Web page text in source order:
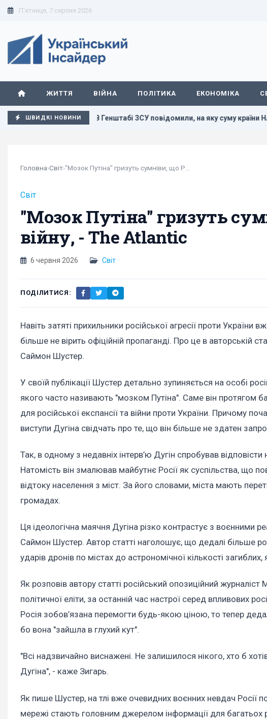
П'ятниця, 7 серпня 2026
ЖИТТЯ ВІЙНА ПОЛІТИКА ЕКОНОМІКА
ШВИДКІ НОВИНИ
наслідки В Генштабі ЗСУ повідомили, на яку суму країни НАТО
Головна›Світ›
Світ
"Мозок Путіна" гризуть
війну, - The Atlantic
6 червня 2026 Світ
ПОДІЛИТИСЯ:
Навіть затяті прихильники російської агресії проти України
більше не вірить офіційній пропаганді. Про це в авторській
Саймон Шустер.
У своїй публікації Шустер детально зупиняється на особі
якого часто називають "мозком Путіна". Саме він протягом
для російської експансії та війни проти України. Причому
виступи Дугіна свідчать про те, що він більше не здатен
Так, в одному з недавніх інтерв’ю Дугін спробував
Натомість він змалював майбутнє Росії як суспільства, що
відтоку населення з міст. За його словами, міста мають
громадах.
Ця ідеологічна маячня Дугіна різко контрастує з воєнними
Саймон Шустер. Автор статті наголошує, що дедалі більше
ударів дронів по містах до астрономічної кількості
Як розповів автору статті російський опозиційний
політичної еліти, за останній час настрої серед впливових
Росія зобов’язана перемогти будь-якою ціною, то тепер
бо вона "зайшла в глухий кут".
"Всі надзвичайно виснажені. Не залишилося нікого, хто б
Дугіна", - каже Зигарь.
Як пише Шустер, на тлі вже очевидних воєнних невдач Росії
мережі стають головним джерелом інформації для